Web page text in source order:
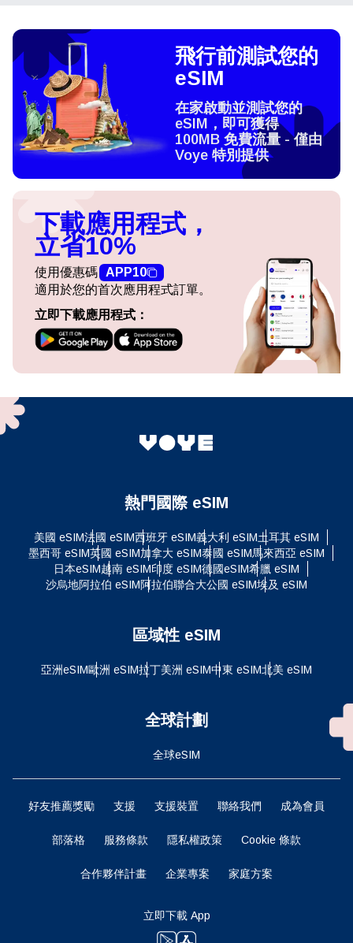
飛行前測試您的
eSIM
在家啟動並測試您的
eSIM，即可獲得
100MB 免費流量 - 僅由
Voye 特別提供
下載應用程式，
立省10%
使用優惠碼 APP10
適用於您的首次應用程式訂單。
立即下載應用程式：
熱門國際 eSIM
美國 eSIM法國 eSIM西班牙 eSIM義大利 eSIM土耳其 eSIM
墨西哥 eSIM英國 eSIM加拿大 eSIM泰國 eSIM馬來西亞 eSIM
日本eSIM越南 eSIM印度 eSIM德國eSIM希臘 eSIM
沙烏地阿拉伯 eSIM阿拉伯聯合大公國 eSIM埃及 eSIM
區域性 eSIM
亞洲eSIM歐洲 eSIM拉丁美洲 eSIM中東 eSIM北美 eSIM
全球計劃
全球eSIM
好友推薦獎勵 支援 支援裝置 聯絡我們 成為會員
部落格 服務條款 隱私權政策 Cookie 條款
合作夥伴計畫 企業專案 家庭方案
立即下載 App